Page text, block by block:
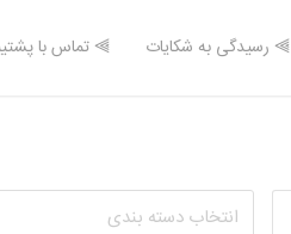
⫸ رسیدگی به شکایات ⫸ تماس با
انتخاب دسته بندی